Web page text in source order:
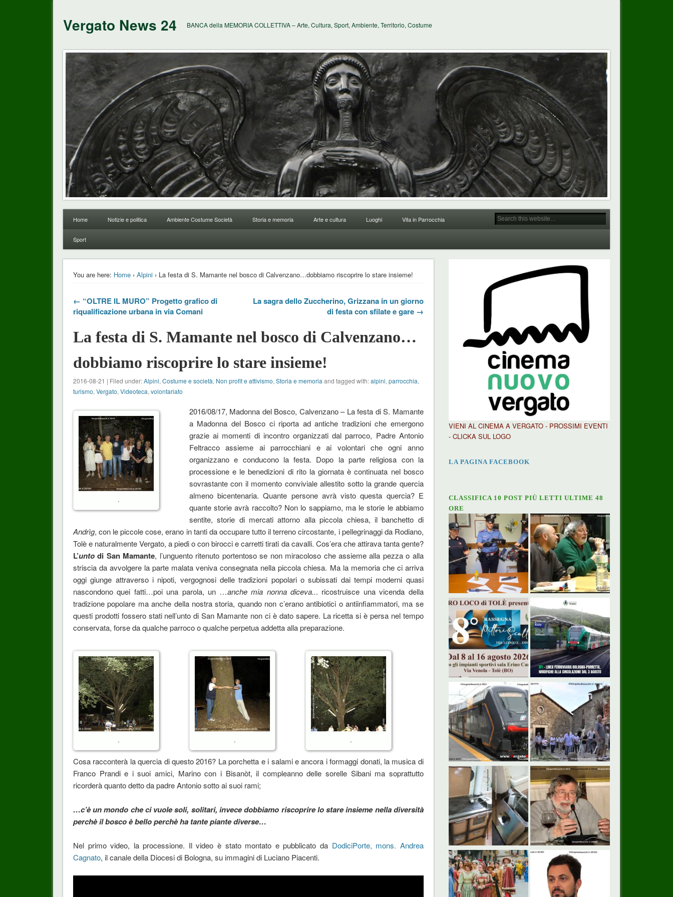
Vergato News 24 BANCA della MEMORIA COLLETTIVA – Arte, Cultura, Sport, Ambiente, Territorio, Costume
Home Notizie e politica Ambiente Costume Società Storia e memoria Arte e cultura Luoghi Vita in Parrocchia
Sport
You are here: Home› Alpini› La festa di S. Mamante nel bosco di Calvenzano…dobbiamo riscoprire lo stare insieme!
← “OLTRE IL MURO” Progetto grafico di
riqualificazione urbana in via Comani
La sagra dello Zuccherino, Grizzana in un giorno
di festa con sfilate e gare →
La festa di S. Mamante nel bosco di Calvenzano…
dobbiamo riscoprire lo stare insieme!
2016-08-21 | Filed under:Alpini, Costume e società, Non profit e attivismo, Storia e memoria and tagged with:alpini, parrocchia,
turismo, Vergato, Videoteca, volontariato
.
2016/08/17, Madonna del Bosco, Calvenzano – La festa di S. Mamante
a Madonna del Bosco ci riporta ad antiche tradizioni che emergono
grazie ai momenti di incontro organizzati dal parroco, Padre Antonio
Feltracco assieme ai parrocchiani e ai volontari che ogni anno
organizzano e conducono la festa. Dopo la parte religiosa con la
processione e le benedizioni di rito la giornata è continuata nel bosco
sovrastante con il momento conviviale allestito sotto la grande quercia
almeno bicentenaria. Quante persone avrà visto questa quercia? E
quante storie avrà raccolto? Non lo sappiamo, ma le storie le abbiamo
sentite, storie di mercati attorno alla piccola chiesa, il banchetto di
Andrìg, con le piccole cose, erano in tanti da occupare tutto il terreno circostante, i pellegrinaggi da Rodiano,
Tolè e naturalmente Vergato, a piedi o con birocci e carretti tirati da cavalli. Cos’era che attirava tanta gente?
L’untodi San Mamante, l’unguento ritenuto portentoso se non miracoloso che assieme alla pezza o alla
striscia da avvolgere la parte malata veniva consegnata nella piccola chiesa. Ma la memoria che ci arriva
oggi giunge attraverso i nipoti, vergognosi delle tradizioni popolari o subissati dai tempi moderni quasi
nascondono quei fatti…poi una parola, un …anche mia nonna diceva... ricostruisce una vicenda della
tradizione popolare ma anche della nostra storia, quando non c’erano antibiotici o antiinfiammatori, ma se
questi prodotti fossero stati nell’unto di San Mamante non ci è dato sapere. La ricetta si è persa nel tempo
conservata, forse da qualche parroco o qualche perpetua addetta alla preparazione.
. . .
Cosa racconterà la quercia di questo 2016? La porchetta e i salami e ancora i formaggi donati, la musica di
Franco Prandi e i suoi amici, Marino con i Bisanòt, il compleanno delle sorelle Sibani ma soprattutto
ricorderà quanto detto da padre Antonio sotto ai suoi rami;
…c’è un mondo che ci vuole soli, solitari, invece dobbiamo riscoprire lo stare insieme nella diversità
perchè il bosco è bello perchè ha tante piante diverse…
Nel primo video, la processione. Il video è stato montato e pubblicato da DodiciPorte, mons. Andrea
Cagnato, il canale della Diocesi di Bologna, su immagini di Luciano Piacenti.
VIENI AL CINEMA A VERGATO - PROSSIMI EVENTI
- CLICKA SUL LOGO
LA PAGINA FACEBOOK
CLASSIFICA 10 POST PIÙ LETTI ULTIME 48
ORE